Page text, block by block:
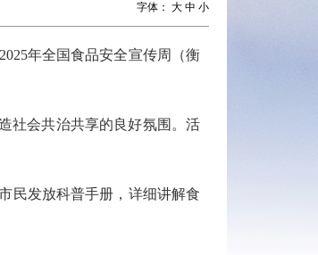
字体： 大 中 小
年全国食品安全宣传周（衡
社会共治共享的良好氛围。活
民发放科普手册，详细讲解食